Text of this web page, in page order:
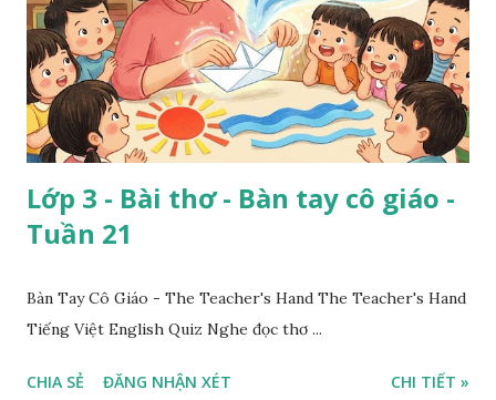
Lớp 3 - Bài thơ - Bàn tay cô giáo -
Tuần 21
Bàn Tay Cô Giáo - The Teacher's Hand The Teacher's Hand
Tiếng Việt English Quiz Nghe đọc thơ ...
CHIA SẺ ĐĂNG NHẬN XÉT CHI TIẾT »